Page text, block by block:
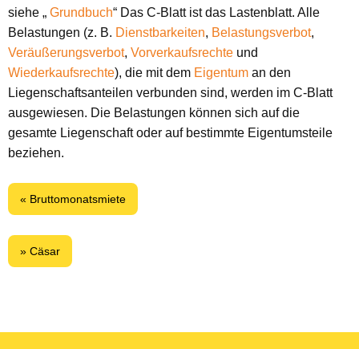
siehe „ Grundbuch“ Das C-Blatt ist das Lastenblatt. Alle
Belastungen (z. B. Dienstbarkeiten, Belastungsverbot,
Veräußerungsverbot, Vorverkaufsrechte und
Wiederkaufsrechte), die mit dem Eigentum an den
Liegenschaftsanteilen verbunden sind, werden im C-Blatt
ausgewiesen. Die Belastungen können sich auf die
gesamte Liegenschaft oder auf bestimmte Eigentumsteile
beziehen.
« Bruttomonatsmiete
» Cäsar